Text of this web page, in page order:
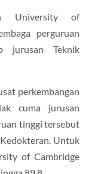
University of
perguruan
jurusan Teknik
perkembangan
cuma jurusan
tinggi tersebut
Untuk
of Cambridge